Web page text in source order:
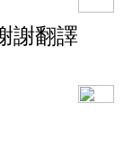
謝翻譯